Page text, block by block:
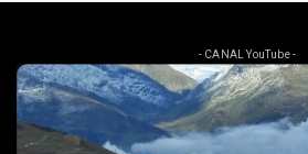
- CANAL YouTube -